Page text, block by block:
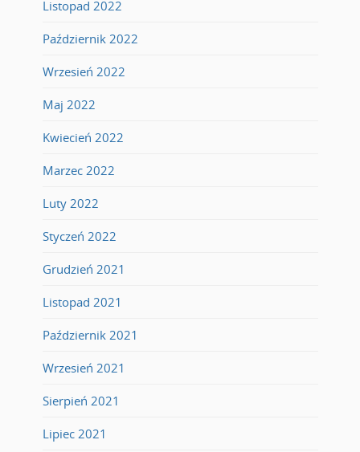
Listopad 2022
Październik 2022
Wrzesień 2022
Maj 2022
Kwiecień 2022
Marzec 2022
Luty 2022
Styczeń 2022
Grudzień 2021
Listopad 2021
Październik 2021
Wrzesień 2021
Sierpień 2021
Lipiec 2021